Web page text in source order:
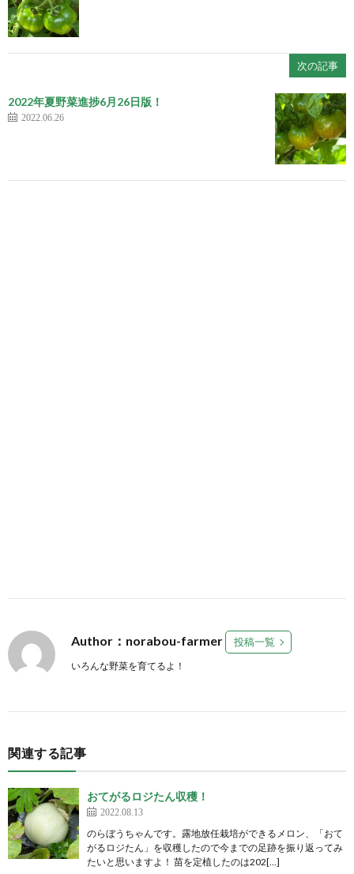
次の記事
2022年夏野菜進捗6月26日版！
2022.06.26
Author：norabou-farmer 投稿一覧
いろんな野菜を育てるよ！
関連する記事
おてがるロジたん収穫！
2022.08.13
のらぼうちゃんです。露地放任栽培ができるメロン、「おて
がるロジたん」を収穫したので今までの足跡を振り返ってみ
たいと思いますよ！ 苗を定植したのは202[…]